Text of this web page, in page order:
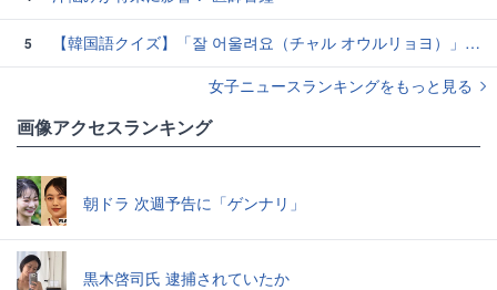
5
【韓国語クイズ】「잘 어울려요（チャル オウルリョヨ）」の意味は？褒め言葉です♡
女子ニュースランキングをもっと見る
画像アクセスランキング
朝ドラ 次週予告に「ゲンナリ」
黒木啓司氏 逮捕されていたか